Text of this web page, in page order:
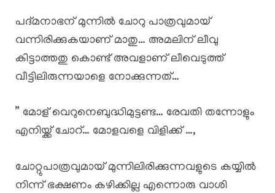
പദ്മനാഭന് മുന്നിൽ ചോറു പാത്രവുമായ്
വന്നിരിക്കുകയാണ് മാതു… അമലിന് ലീവു
കിട്ടാത്തതു കൊണ്ട് അവളാണ് ലീവെടുത്ത്
വീട്ടിലിരുന്നയാളെ നോക്കുന്നത്…
” മോള് വെറുനെബുദ്ധിമുട്ടണ്ട… രേവതി തന്നോളും
എനിയ്ക്ക് ചോറ്… മോളവളെ വിളിക്ക് …,
ചോറ്റുപാത്രവുമായ് മുന്നിലിരിക്കുന്നവളുടെ കയ്യിൽ
നിന്ന് ഭക്ഷണം കഴിക്കില്ല എന്നൊരു വാശി